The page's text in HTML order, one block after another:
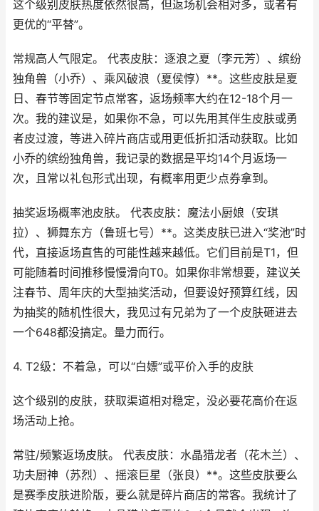
这个级别皮肤热度依然很高，但返场机会相对多，或者有
更优的“平替”。
常规高人气限定。 代表皮肤：逐浪之夏（李元芳）、缤纷
独角兽（小乔）、乘风破浪（夏侯惇）**。这些皮肤是夏
日、春节等固定节点常客，返场频率大约在12-18个月一
次。我的建议是，如果你不急，可以先用其伴生皮肤或勇
者皮过渡，等进入碎片商店或用更低折扣活动获取。比如
小乔的缤纷独角兽，我记录的数据是平均14个月返场一
次，且常以礼包形式出现，有概率用更少点券拿到。
抽奖返场概率池皮肤。 代表皮肤：魔法小厨娘（安琪
拉）、狮舞东方（鲁班七号）**。这类皮肤已进入“奖池”时
代，直接返场直售的可能性越来越低。它们目前是T1，但
可能随着时间推移慢慢滑向T0。如果你非常想要，建议关
注春节、周年庆的大型抽奖活动，但要设好预算红线，因
为抽奖的随机性很大，我见过有兄弟为了一个皮肤砸进去
一个648都没搞定。量力而行。
4. T2级：不着急，可以“白嫖”或平价入手的皮肤
这个级别的皮肤，获取渠道相对稳定，没必要花高价在返
场活动上抢。
常驻/频繁返场皮肤。 代表皮肤：水晶猎龙者（花木兰）、
功夫厨神（苏烈）、摇滚巨星（张良）**。这些皮肤要么
是赛季皮肤进阶版，要么就是碎片商店的常客。我统计了